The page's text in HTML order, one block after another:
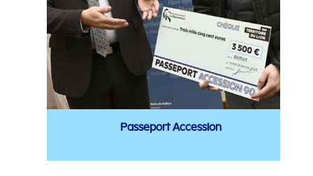
Passeport Accession